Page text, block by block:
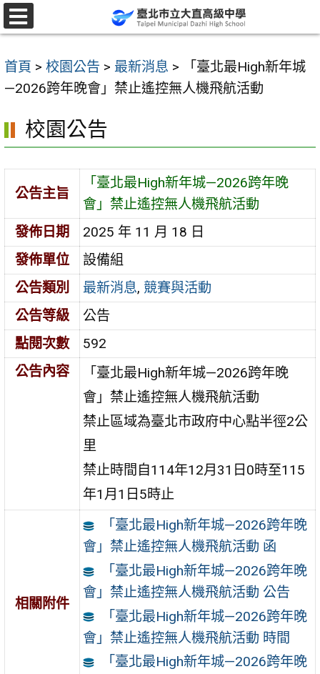
跳
至
要
區
首頁 > 校園公告 > 最新消息 >
「臺北最High新年城
—2026跨年晚會」禁止遙控無人機飛航活動
校園公告
公告主旨
「臺北最High新年城—2026跨年晚
會」禁止遙控無人機飛航活動
發佈日期
2025 年 11 月 18 日
發佈單位
設備組
公告類別
最新消息, 競賽與活動
公告等級
公告
點閱次數
592
公告內容
「臺北最High新年城—2026跨年晚
會」禁止遙控無人機飛航活動
禁止區域為臺北市政府中心點半徑2公
里
禁止時間自114年12月31日0時至115
年1月1日5時止
相關附件
「臺北最High新年城—2026跨年晚
會」禁止遙控無人機飛航活動 函
「臺北最High新年城—2026跨年晚
會」禁止遙控無人機飛航活動 公告
「臺北最High新年城—2026跨年晚
會」禁止遙控無人機飛航活動 時間
「臺北最High新年城—2026跨年晚
選
單